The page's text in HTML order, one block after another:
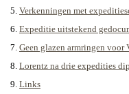
5. Verkenningen met
6. Expeditie uitstekend
7. Geen glazen armringen voor
8. Lorentz na drie expedities
9. Links